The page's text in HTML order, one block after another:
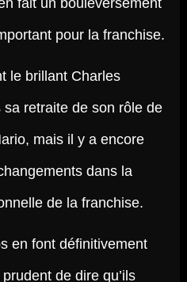
fait un bouleversement
pour la franchise.
le brillant Charles
sa retraite de son rôle de
mais il y a encore
dans la
de la franchise.
en font définitivement
de dire qu’ils